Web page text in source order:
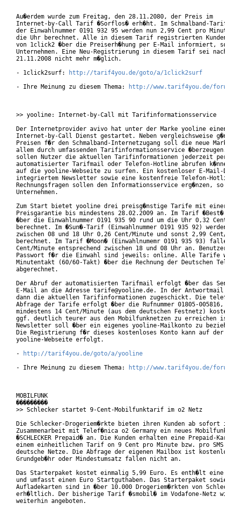
Au�erdem wurde zum Freitag, den 28.11.2080, der Preis im
Internet-by-Call Tarif �Sorflos� erh�ht. Im Schmalband-
der Einwahlnummer 0191 932 95 werden nun 2,99 Cent pro
die Uhr berechnet. Alle in diesem Tarif registrierten
von 1click2 �ber die Preiserh�hung per E-Mail informiert,
Unternehmen. Eine Neu-Registrierung in diesem Tarif sei
21.11.2008 nicht mehr m�glich.
- 1click2surf:
http://tarif4you.de/goto/a/1click2surf
- Ihre Meinung zu diesem Thema:
http://www.tarif4you.de/
>> yooline: Internet-by-Call mit Tarifinformationsservice
Der Internetprovider avivo hat unter der Marke yooline
Internet-by-Call Dienst gestartet. Neben vergleichsweise
Preisen f�r den Schmalband-Internetzugang soll die neue
allem durch umfassenden Tarifinformationsservice
sollen Nutzer die aktuellen Tarifinformationen jederzeit
automatisierter Tarifmail oder Telefon-Hotline abrufen
auf die yooline-Webseite zu surfen. Ein kostenloser E-
integriertem Newsletter sowie eine kostenfreie Telefon-
Rechnungsfragen sollen den Informationsservice erg�nzen, so
Unternehmen.
Zum Start bietet yooline drei preisg�nstige Tarife mit
Preisgarantie bis mindestens 28.02.2009 an. Im Tarif �Best�
�ber die Einwahlnummer 0191 935 90 rund um die Uhr 0,32
berechnet. Im �Sun�-Tarif (Einwahlnummer 0191 935 92)
zwischen 08 und 18 Uhr 0,26 Cent/Minute und sonst 2,99
berechnet. Im Tarif �Moon� (Einwahlnumemr 0191 935 93)
Cent/Minute entsprechend zwischen 18 und 08 Uhr an.
Passwort f�r die Einwahl sind jeweils: online. Alle Tarife
Minutentakt (60/60-Takt) �ber die Rechnung der Deutschen
abgerechnet.
Der Abruf der automatisierten Tarifmail erfolgt �ber das
E-Mail an die Adresse tarife@yooline.de. In der Antwortmail
dann die aktuellen Tarifinformationen zugeschickt. Die
Abfrage der Tarife erfolgt �ber die Rufnummer 01805-
mindestens 14 Cent/Minute (aus dem deutschen Festnetz)
ggf. deutlich teurer aus den Mobilfunknetzen zu erreichen
Newsletter soll �ber ein eigenes yooline-Mailkonto zu
Die Registrierung f�r dieses kostenloses Konto kann auf der
yooline-Webseite erfolgt.
-
http://tarif4you.de/goto/a/yooline
- Ihre Meinung zu diesem Thema:
http://www.tarif4you.de/
MOBILFUNK
���������
>> Schlecker startet 9-Cent-Mobilfunktarif im o2 Netz
Die Schlecker-Drogeriem�rkte bieten ihren Kunden ab sofort
Zusammenarbeit mit Telef�nica o2 Germany ein neues
�SCHLECKER Prepaid� an. Die Kunden erhalten eine Prepaid-
einem einheitlichen Tarif on 9 Cent pro Minute bzw. pro
deutsche Netze. Die Abfrage der eigenen Mailbox ist
Grundgeb�hr oder Mindestumsatz fallen nicht an.
Das Starterpaket kostet einmalig 5,99 Euro. Es enth�lt eine
und umfasst einen Euro Startguthaben. Das Starterpaket
Aufladekarten sind in �ber 10.000 Drogeriem�rkten von
erh�ltlich. Der bisherige Tarif �smobil� im Vodafone-Netz
weiterhin angeboten.